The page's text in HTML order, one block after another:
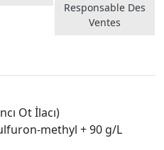
Responsable Des
Ventes
Ot İlacı)
methyl + 90 g/L